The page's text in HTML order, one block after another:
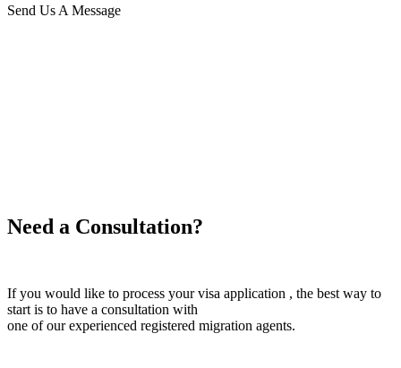
Send Us A Message
Need a Consultation?
If you would like to process your visa application , the best way to
start is to have a consultation with
one of our experienced registered migration agents.